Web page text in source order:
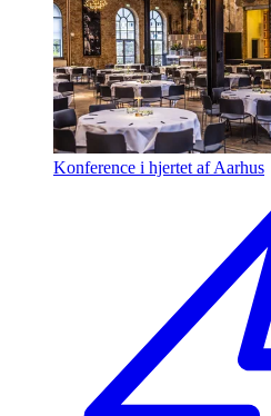
Konference i hjertet af Aarhus